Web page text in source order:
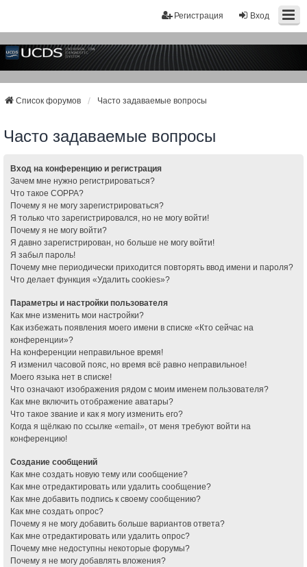
Вход
Регистрация
Список форумов Часто задаваемые вопросы
Часто задаваемые вопросы
Вход на конференцию и регистрация
Зачем мне нужно регистрироваться?
Что такое COPPA?
Почему я не могу зарегистрироваться?
Я только что зарегистрировался, но не могу войти!
Почему я не могу войти?
Я давно зарегистрирован, но больше не могу войти!
Я забыл пароль!
Почему мне периодически приходится повторять ввод имени и пароля?
Что делает функция «Удалить cookies»?
Параметры и настройки пользователя
Как мне изменить мои настройки?
Как избежать появления моего имени в списке «Кто сейчас на
конференции»?
На конференции неправильное время!
Я изменил часовой пояс, но время всё равно неправильное!
Моего языка нет в списке!
Что означают изображения рядом с моим именем пользователя?
Как мне включить отображение аватары?
Что такое звание и как я могу изменить его?
Когда я щёлкаю по ссылке «email», от меня требуют войти на
конференцию!
Создание сообщений
Как мне создать новую тему или сообщение?
Как мне отредактировать или удалить сообщение?
Как мне добавить подпись к своему сообщению?
Как мне создать опрос?
Почему я не могу добавить больше вариантов ответа?
Как мне отредактировать или удалить опрос?
Почему мне недоступны некоторые форумы?
Почему я не могу добавлять вложения?